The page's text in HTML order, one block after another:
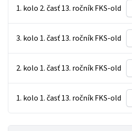
1. kolo 2. časť 13. ročník FKS-old
3. kolo 1. časť 13. ročník FKS-old
2. kolo 1. časť 13. ročník FKS-old
1. kolo 1. časť 13. ročník FKS-old